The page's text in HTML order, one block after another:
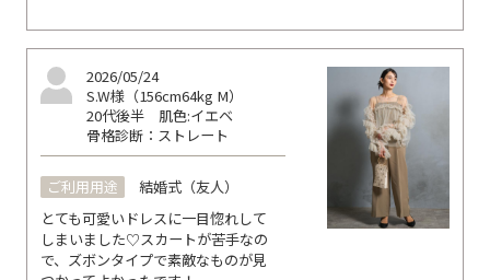
2026/05/24
S.W様（156cm64kg M）
20代後半 肌色:イエベ
骨格診断：ストレート
ご利用用途
結婚式（友人）
とても可愛いドレスに一目惚れして
しまいました♡スカートが苦手なの
で、ズボンタイプで素敵なものが見